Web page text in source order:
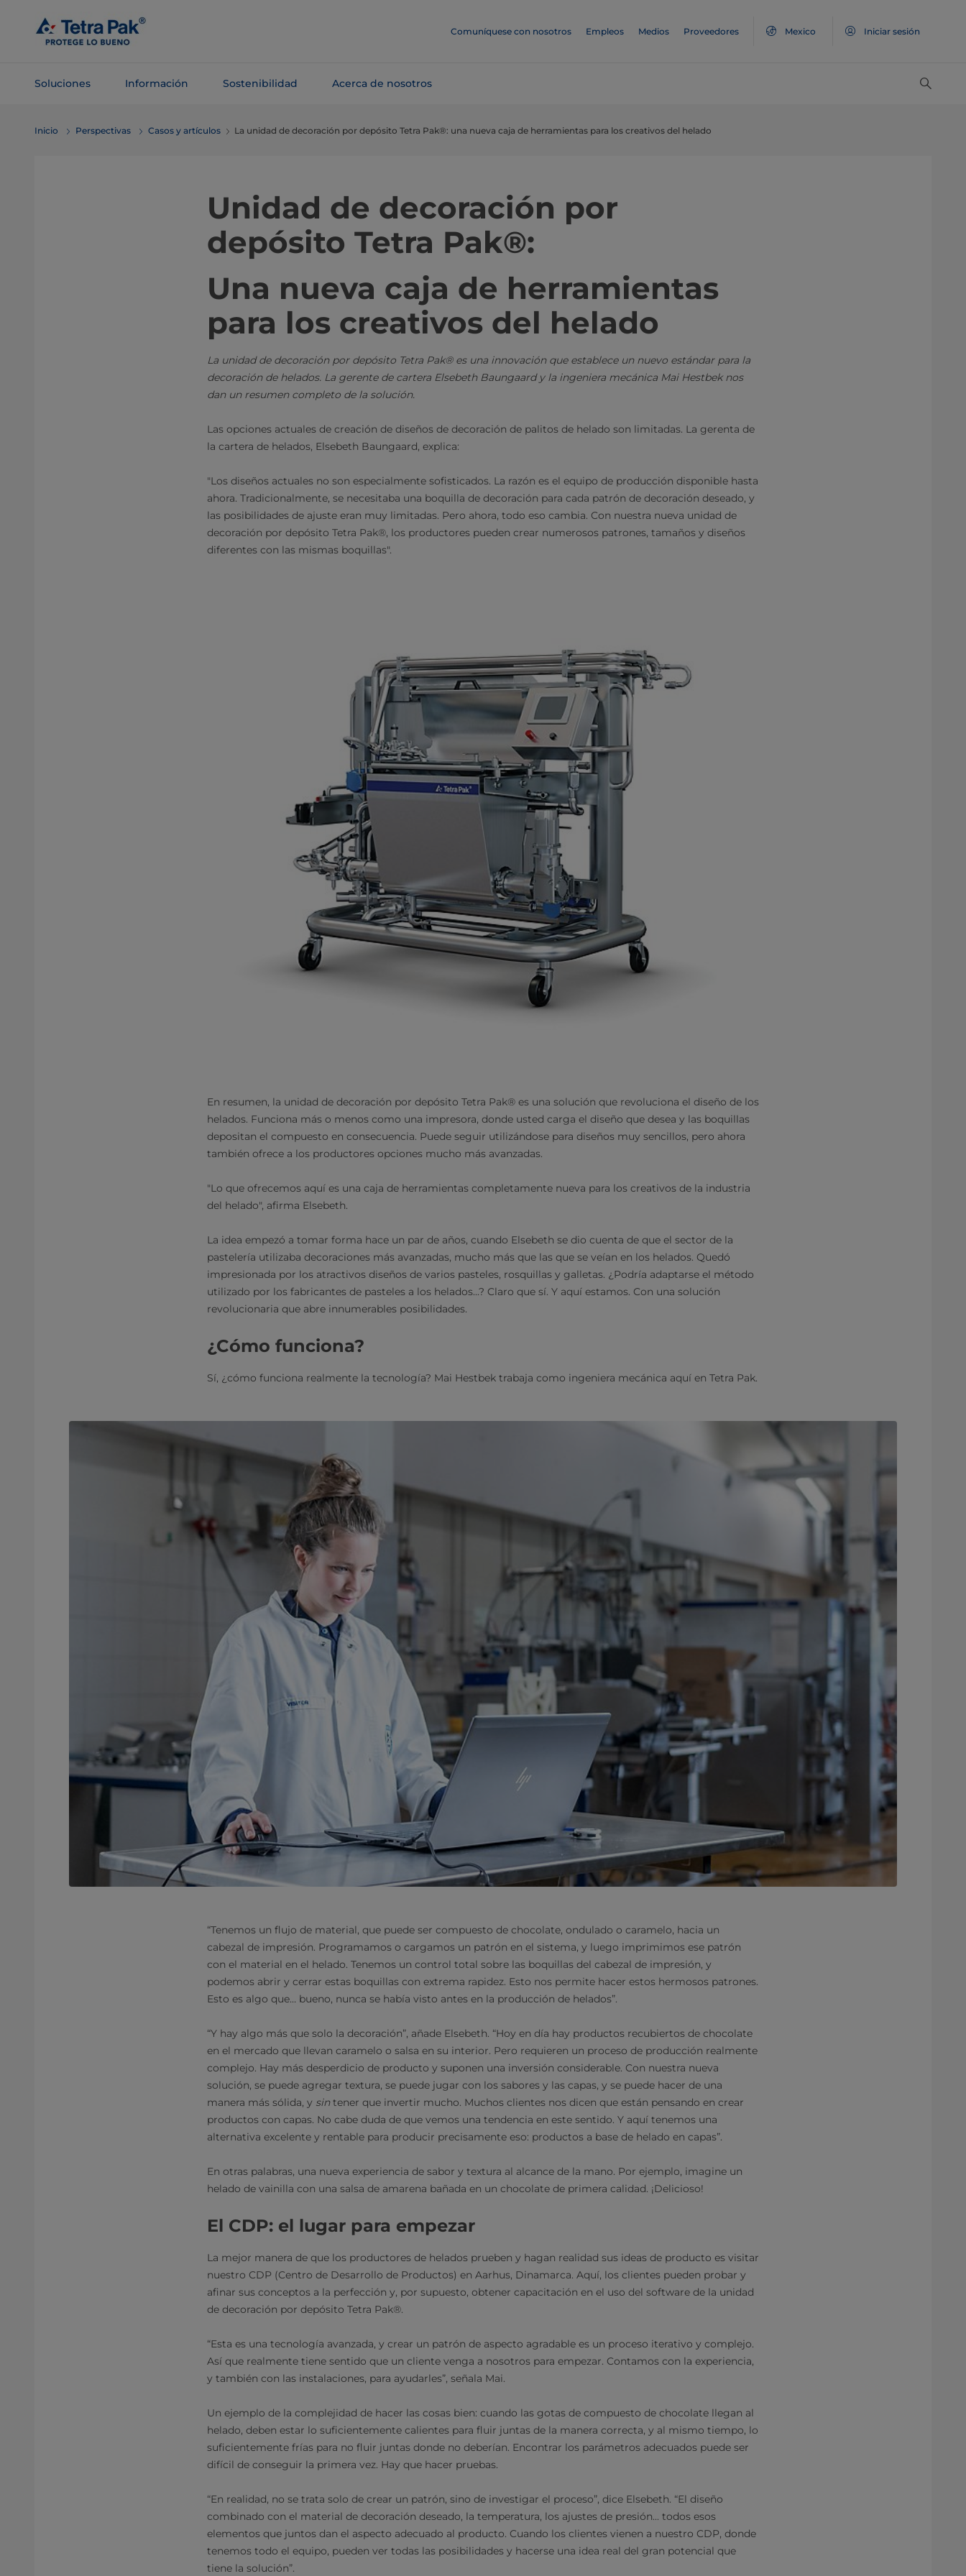
contenido
principal
Comuníquese con nosotros Empleos Medios Proveedores Mexico Iniciar sesión
Soluciones Información Sostenibilidad Acerca de nosotros
navegación
Inicio Perspectivas Casos y artículos La unidad de decoración por depósito Tetra Pak®: una nueva caja de herramientas para los creativos del helado
Unidad de decoración por
depósito Tetra Pak®:
Una nueva caja de herramientas
para los creativos del helado
La unidad de decoración por depósito Tetra Pak® es una innovación que establece un nuevo estándar para la
decoración de helados. La gerente de cartera Elsebeth Baungaard y la ingeniera mecánica Mai Hestbek nos
dan un resumen completo de la solución.
Las opciones actuales de creación de diseños de decoración de palitos de helado son limitadas. La gerenta de
la cartera de helados, Elsebeth Baungaard, explica:
"Los diseños actuales no son especialmente sofisticados. La razón es el equipo de producción disponible hasta
ahora. Tradicionalmente, se necesitaba una boquilla de decoración para cada patrón de decoración deseado, y
las posibilidades de ajuste eran muy limitadas. Pero ahora, todo eso cambia. Con nuestra nueva unidad de
decoración por depósito Tetra Pak®, los productores pueden crear numerosos patrones, tamaños y diseños
diferentes con las mismas boquillas".
En resumen, la unidad de decoración por depósito Tetra Pak® es una solución que revoluciona el diseño de los
helados. Funciona más o menos como una impresora, donde usted carga el diseño que desea y las boquillas
depositan el compuesto en consecuencia. Puede seguir utilizándose para diseños muy sencillos, pero ahora
también ofrece a los productores opciones mucho más avanzadas.
"Lo que ofrecemos aquí es una caja de herramientas completamente nueva para los creativos de la industria
del helado", afirma Elsebeth.
La idea empezó a tomar forma hace un par de años, cuando Elsebeth se dio cuenta de que el sector de la
pastelería utilizaba decoraciones más avanzadas, mucho más que las que se veían en los helados. Quedó
impresionada por los atractivos diseños de varios pasteles, rosquillas y galletas. ¿Podría adaptarse el método
utilizado por los fabricantes de pasteles a los helados...? Claro que sí. Y aquí estamos. Con una solución
revolucionaria que abre innumerables posibilidades.
¿Cómo funciona?
Sí, ¿cómo funciona realmente la tecnología? Mai Hestbek trabaja como ingeniera mecánica aquí en Tetra Pak.
“Tenemos un flujo de material, que puede ser compuesto de chocolate, ondulado o caramelo, hacia un
cabezal de impresión. Programamos o cargamos un patrón en el sistema, y luego imprimimos ese patrón
con el material en el helado. Tenemos un control total sobre las boquillas del cabezal de impresión, y
podemos abrir y cerrar estas boquillas con extrema rapidez. Esto nos permite hacer estos hermosos patrones.
Esto es algo que… bueno, nunca se había visto antes en la producción de helados”.
“Y hay algo más que solo la decoración”, añade Elsebeth. “Hoy en día hay productos recubiertos de chocolate
en el mercado que llevan caramelo o salsa en su interior. Pero requieren un proceso de producción realmente
complejo. Hay más desperdicio de producto y suponen una inversión considerable. Con nuestra nueva
solución, se puede agregar textura, se puede jugar con los sabores y las capas, y se puede hacer de una
manera más sólida, y sintener que invertir mucho. Muchos clientes nos dicen que están pensando en crear
productos con capas. No cabe duda de que vemos una tendencia en este sentido. Y aquí tenemos una
alternativa excelente y rentable para producir precisamente eso: productos a base de helado en capas”.
En otras palabras, una nueva experiencia de sabor y textura al alcance de la mano. Por ejemplo, imagine un
helado de vainilla con una salsa de amarena bañada en un chocolate de primera calidad. ¡Delicioso!
El CDP: el lugar para empezar
La mejor manera de que los productores de helados prueben y hagan realidad sus ideas de producto es visitar
nuestro CDP (Centro de Desarrollo de Productos) en Aarhus, Dinamarca. Aquí, los clientes pueden probar y
afinar sus conceptos a la perfección y, por supuesto, obtener capacitación en el uso del software de la unidad
de decoración por depósito Tetra Pak®.
“Esta es una tecnología avanzada, y crear un patrón de aspecto agradable es un proceso iterativo y complejo.
Así que realmente tiene sentido que un cliente venga a nosotros para empezar. Contamos con la experiencia,
y también con las instalaciones, para ayudarles”, señala Mai.
Un ejemplo de la complejidad de hacer las cosas bien: cuando las gotas de compuesto de chocolate llegan al
helado, deben estar lo suficientemente calientes para fluir juntas de la manera correcta, y al mismo tiempo, lo
suficientemente frías para no fluir juntas donde no deberían. Encontrar los parámetros adecuados puede ser
difícil de conseguir la primera vez. Hay que hacer pruebas.
“En realidad, no se trata solo de crear un patrón, sino de investigar el proceso”, dice Elsebeth. “El diseño
combinado con el material de decoración deseado, la temperatura, los ajustes de presión... todos esos
elementos que juntos dan el aspecto adecuado al producto. Cuando los clientes vienen a nuestro CDP, donde
tenemos todo el equipo, pueden ver todas las posibilidades y hacerse una idea real del gran potencial que
tiene la solución”.